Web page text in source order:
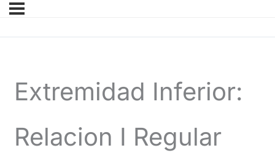
Extremidad Inferior:
Relacion I Regular